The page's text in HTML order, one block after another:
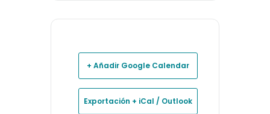
+ Añadir Google Calendar
Exportación + iCal / Outlook